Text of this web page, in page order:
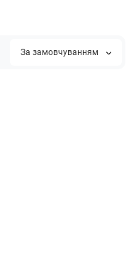
За замовчуванням